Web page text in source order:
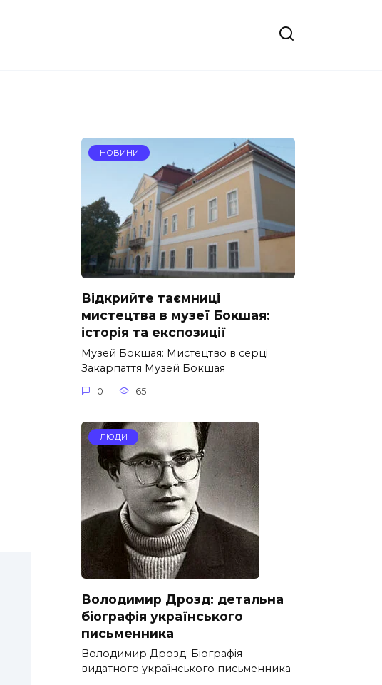
НОВИНИ
Відкрийте таємниці
мистецтва в музеї Бокшая:
історія та експозиції
Музей Бокшая: Мистецтво в серці
Закарпаття Музей Бокшая
0 65
ЛЮДИ
Володимир Дрозд: детальна
біографія українського
письменника
Володимир Дрозд: Біографія
видатного українського письменника